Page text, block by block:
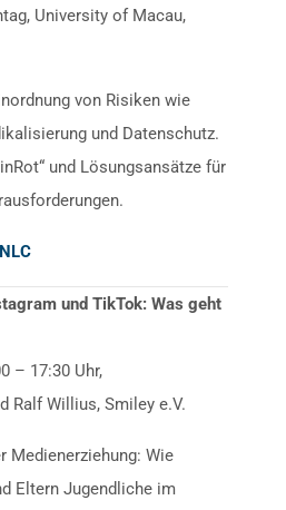
University of Macau,
von Risiken wie
und Datenschutz.
und Lösungsansätze für
und TikTok: Was geht
– 17:30 Uhr,
Ralf Willius, Smiley e.V.
Medienerziehung: Wie
Eltern Jugendliche im